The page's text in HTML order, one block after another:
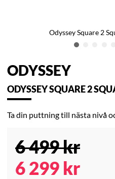
Odyssey Square 2
ODYSSEY
ODYSSEY SQUARE 2
Ta din puttning till nästa nivå
6 499kr
6 299 kr